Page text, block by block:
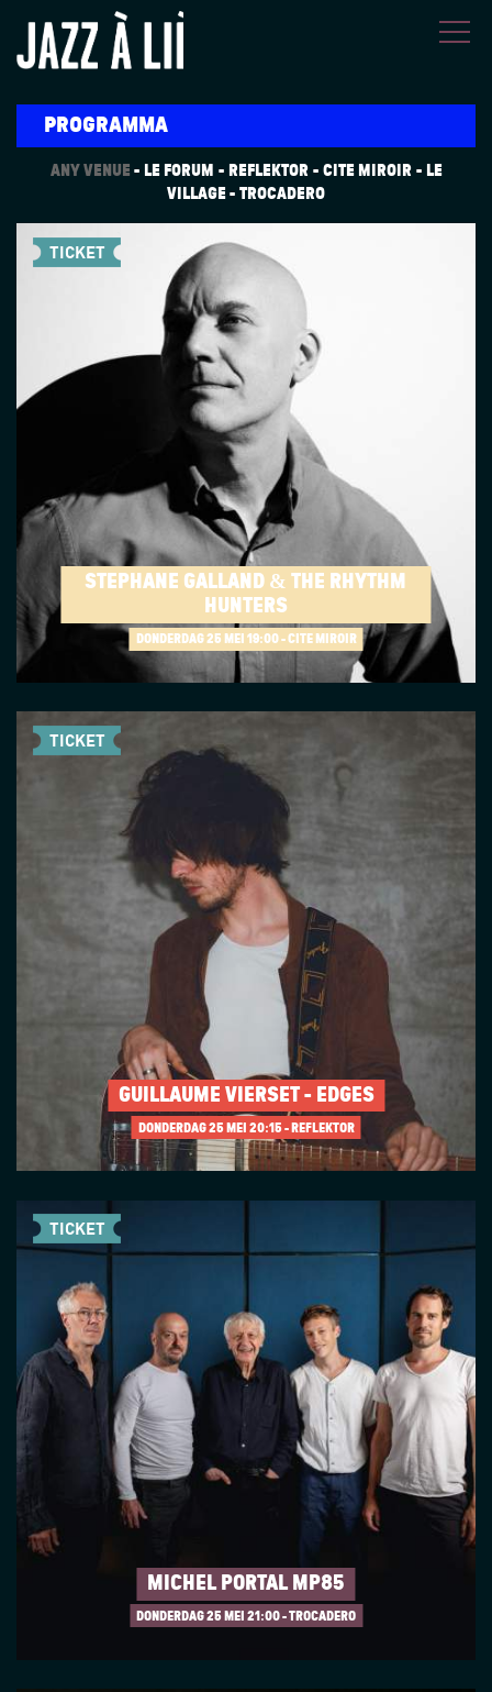
PROGRAMMA
ANY VENUE LE FORUM REFLEKTOR CITÉ MIROIR
LE
VILLAGE
TROCADERO
STÉPHANE GALLAND & THE RHYTHM
HUNTERS
DONDERDAG 25 MEI 19:00 - CITÉ MIROIR
TICKET
GUILLAUME VIERSET - EDGES
DONDERDAG 25 MEI 20:15 - REFLEKTOR
TICKET
MICHEL PORTAL MP85
DONDERDAG 25 MEI 21:00 - TROCADERO
TICKET